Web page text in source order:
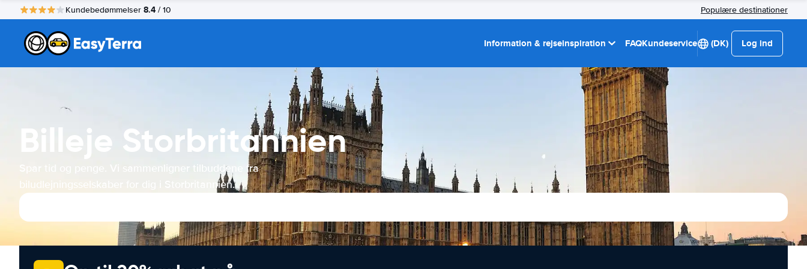
Kundebedømmelser 8.4 / 10 Populære destinationer
Information & rejseinspiration FAQKundeservice (DK) Log ind
Billeje Storbritannien
Spar tid og penge. Vi sammenligner tilbuddene fra
biludlejningsselskaber for dig i Storbritannien.